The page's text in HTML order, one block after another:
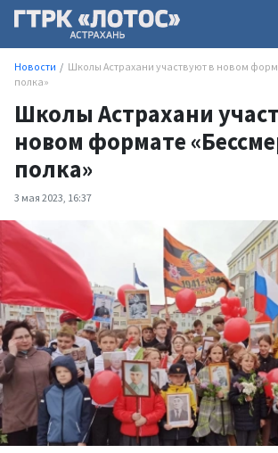
Новости
Школы Астрахани участвуют в новом
полка»
Школы Астрахани
новом формате
полка»
3 мая 2023, 16:37